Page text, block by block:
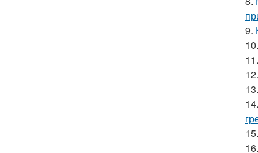
9.
10.
11.
12.
13.
14.
15.
16.